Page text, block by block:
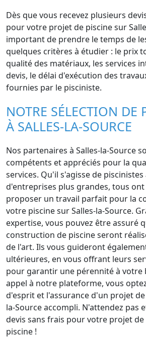
Dès que vous recevez plusieurs
pour votre projet de piscine sur
important de prendre le temps de
quelques critères à étudier : le prix
qualité des matériaux, les services
devis, le délai d'exécution des
fournies par le pisciniste.
NOTRE SÉLECTION DE
À SALLES-LA-SOURCE
Nos partenaires à Salles-la-Source
compétents et appréciés pour la
services. Qu'il s'agisse de
d'entreprises plus grandes, tous ont
proposer un travail parfait pour la
votre piscine sur Salles-la-Source.
expertise, vous pouvez être assuré
construction de piscine seront
de l'art. Ils vous guideront
ultérieures, en vous offrant leurs
pour garantir une pérennité à votre
appel à notre plateforme, vous
d'esprit et l'assurance d'un projet
la-Source accompli. N'attendez pas
devis sans frais pour votre projet
piscine !